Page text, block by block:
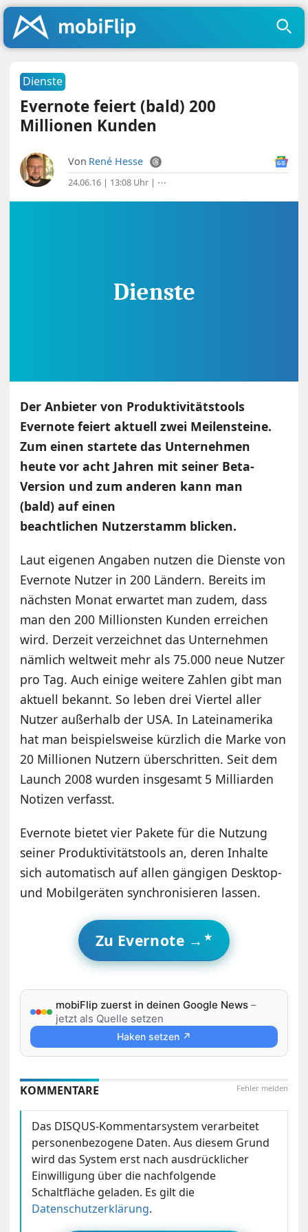
Dienste
Evernote feiert (bald) 200
Millionen Kunden
Von René Hesse
24.06.16 | 13:08 Uhr | ⋯
Der Anbieter von Produktivitätstools
Evernote feiert aktuell zwei Meilensteine.
Zum einen startete das Unternehmen
heute vor acht Jahren mit seiner Beta-
Version und zum anderen kann man
(bald) auf einen
beachtlichen Nutzerstamm blicken.
Laut eigenen Angaben nutzen die Dienste von
Evernote Nutzer in 200 Ländern. Bereits im
nächsten Monat erwartet man zudem, dass
man den 200 Millionsten Kunden erreichen
wird. Derzeit verzeichnet das Unternehmen
nämlich weltweit mehr als 75.000 neue Nutzer
pro Tag. Auch einige weitere Zahlen gibt man
aktuell bekannt. So leben drei Viertel aller
Nutzer außerhalb der USA. In Lateinamerika
hat man beispielsweise kürzlich die Marke von
20 Millionen Nutzern überschritten. Seit dem
Launch 2008 wurden insgesamt 5 Milliarden
Notizen verfasst.
Evernote bietet vier Pakete für die Nutzung
seiner Produktivitätstools an, deren Inhalte
sich automatisch auf allen gängigen Desktop-
und Mobilgeräten synchronisieren lassen.
Zu Evernote →
mobiFlip zuerst in deinen Google News –
jetzt als Quelle setzen
Haken setzen ↗
Fehler melden
KOMMENTARE
Das DISQUS-Kommentarsystem verarbeitet
personenbezogene Daten. Aus diesem Grund
wird das System erst nach ausdrücklicher
Einwilligung über die nachfolgende
Schaltfläche geladen. Es gilt die
Datenschutzerklärung.